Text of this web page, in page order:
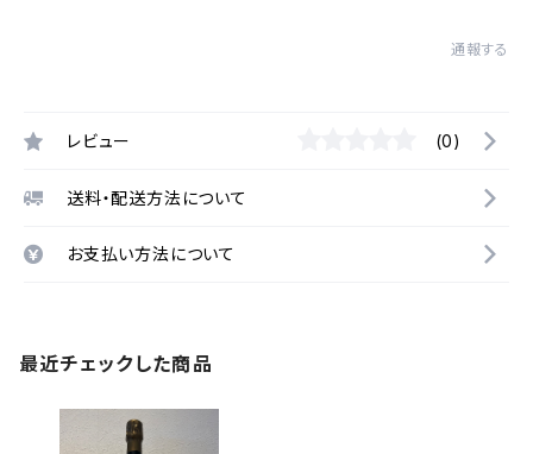
通報する
レビュー (0)
送料・配送方法について
お支払い方法について
最近チェックした商品